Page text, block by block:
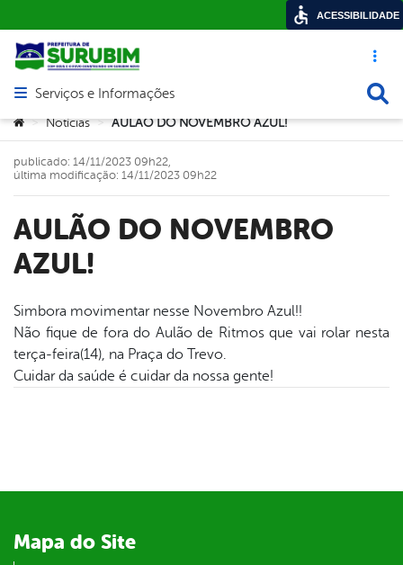
Acesso
Abrir menu principal de navegação
Serviços e Informações
Você está aqui:
> Notícias > AULÃO DO NOVEMBRO AZUL!
AULÃO DO NOVEMBRO
AZUL!
publicado: 14/11/2023 09h22,
última modificação: 14/11/2023 09h22
Simbora movimentar nesse Novembro Azul!!
Não fique de fora do Aulão de Ritmos que vai rolar nesta
terça-feira(14), na Praça do Trevo.
Cuidar da saúde é cuidar da nossa gente!
Mapa do Site
ACESSIBILIDADE